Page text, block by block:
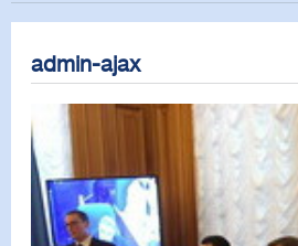
admin-ajax